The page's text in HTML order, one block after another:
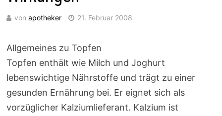
von apotheker 21. Februar 2008
Allgemeines zu Topfen
Topfen enthält wie Milch und Joghurt
lebenswichtige Nährstoffe und trägt zu einer
gesunden Ernährung bei. Er eignet sich als
vorzüglicher Kalziumlieferant. Kalzium ist